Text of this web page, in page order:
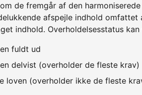
de fremgår af den harmoniserede
afspejle indhold omfattet
indhold. Overholdelsesstatus
fuldt ud
delvist (overholder de fleste krav)
loven (overholder ikke de fleste